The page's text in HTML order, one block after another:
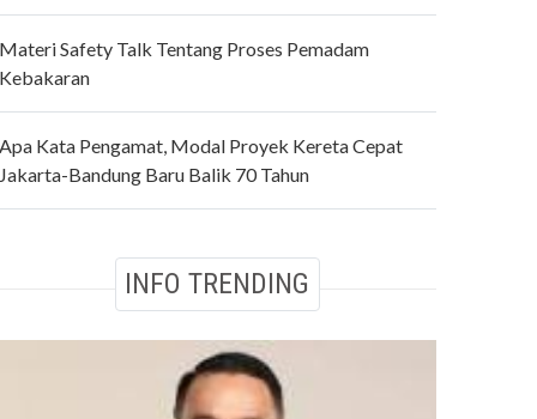
Safety Talk Tentang Proses Pemadam
Kata Pengamat, Modal Proyek Kereta Cepat
Bandung Baru Balik 70 Tahun
INFO TRENDING